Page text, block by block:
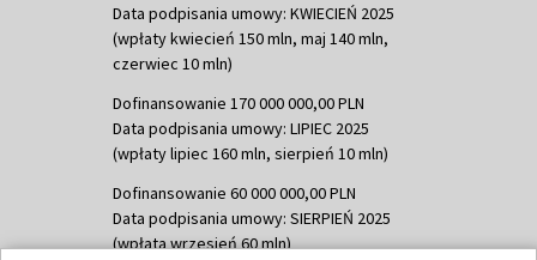
Data podpisania umowy: KWIECIEŃ 2025
(wpłaty kwiecień 150 mln, maj 140 mln,
czerwiec 10 mln)
Dofinansowanie 170 000 000,00 PLN
Data podpisania umowy: LIPIEC 2025
(wpłaty lipiec 160 mln, sierpień 10 mln)
Dofinansowanie 60 000 000,00 PLN
Data podpisania umowy: SIERPIEŃ 2025
(wpłata wrzesień 60 mln)